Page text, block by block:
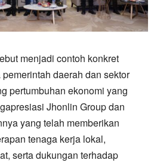
menjadi contoh konkret
daerah dan sektor
pertumbuhan ekonomi yang
Jhonlin Group dan
yang telah memberikan
tenaga kerja lokal,
serta dukungan terhadap